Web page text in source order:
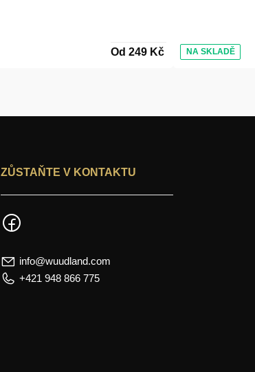
Od 249 Kč NA SKLADĚ
ZŮSTAŇTE V KONTAKTU
info@wuudland.com
+421 948 866 775